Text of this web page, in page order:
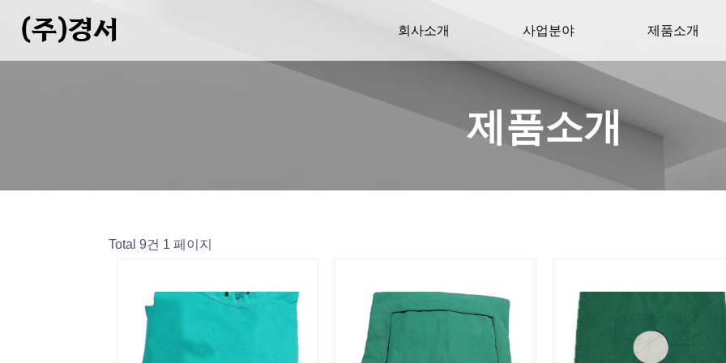
제품소개
(주)경서 회사소개 사업분야 제품소개
Total 9건 1 페이지